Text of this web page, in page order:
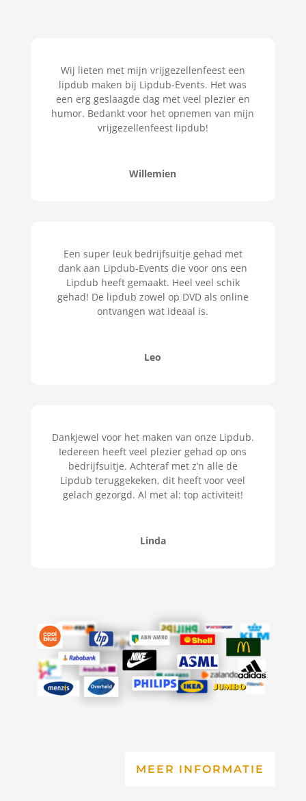
Wij lieten met mijn vrijgezellenfeest een
lipdub maken bij Lipdub-Events. Het was
een erg geslaagde dag met veel plezier en
humor. Bedankt voor het opnemen van mijn
vrijgezellenfeest lipdub!
Willemien
Een super leuk bedrijfsuitje gehad met
dank aan Lipdub-Events die voor ons een
Lipdub heeft gemaakt. Heel veel schik
gehad! De lipdub zowel op DVD als online
ontvangen wat ideaal is.
Leo
Dankjewel voor het maken van onze Lipdub.
Iedereen heeft veel plezier gehad op ons
bedrijfsuitje. Achteraf met z’n alle de
Lipdub teruggekeken, dit heeft voor veel
gelach gezorgd. Al met al: top activiteit!
Linda
MEER INFORMATIE